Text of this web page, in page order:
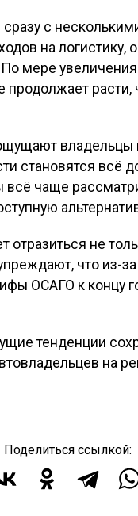
с
на логистику,
По мере
расти,
владельцы
становятся всё
всё чаще
не
что из-
ОСАГО к концу
тенденции
на
Поделиться ссылкой: